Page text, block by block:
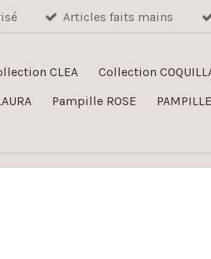
Articles faits mains
CLEA Collection
Pampille ROSE